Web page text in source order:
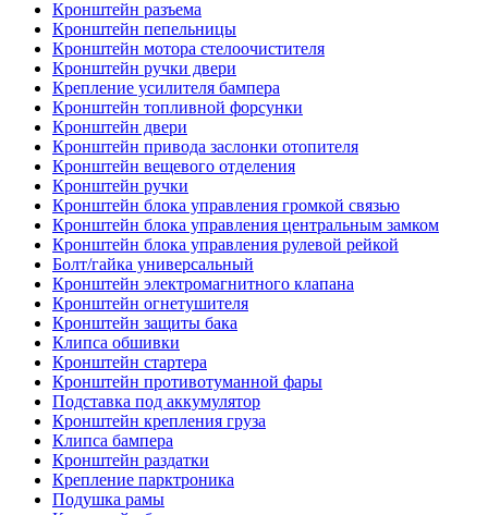
Кронштейн разъема
Кронштейн пепельницы
Кронштейн мотора стелоочистителя
Кронштейн ручки двери
Крепление усилителя бампера
Кронштейн топливной форсунки
Кронштейн двери
Кронштейн привода заслонки отопителя
Кронштейн вещевого отделения
Кронштейн ручки
Кронштейн блока управления громкой связью
Кронштейн блока управления центральным замком
Кронштейн блока управления рулевой рейкой
Болт/гайка универсальный
Кронштейн электромагнитного клапана
Кронштейн огнетушителя
Кронштейн защиты бака
Клипса обшивки
Кронштейн стартера
Кронштейн противотуманной фары
Подставка под аккумулятор
Кронштейн крепления груза
Клипса бампера
Кронштейн раздатки
Крепление парктроника
Подушка рамы